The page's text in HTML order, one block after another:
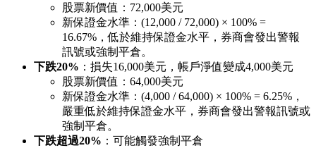
股票新價值：72,000美元
新保證金水準：(12,000 / 72,000) × 100% =
16.67%，低於維持保證金水平，券商會發出警報
訊號或強制平倉。
下跌20% ：損失16,000美元，帳戶淨值變成4,000美元
股票新價值：64,000美元
新保證金水準：(4,000 / 64,000) × 100% = 6.25%，
嚴重低於維持保證金水平，券商會發出警報訊號或
強制平倉。
下跌超過20% ：可能觸發強制平倉